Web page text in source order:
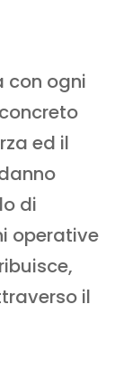
con ogni
ed il
di
operative
il